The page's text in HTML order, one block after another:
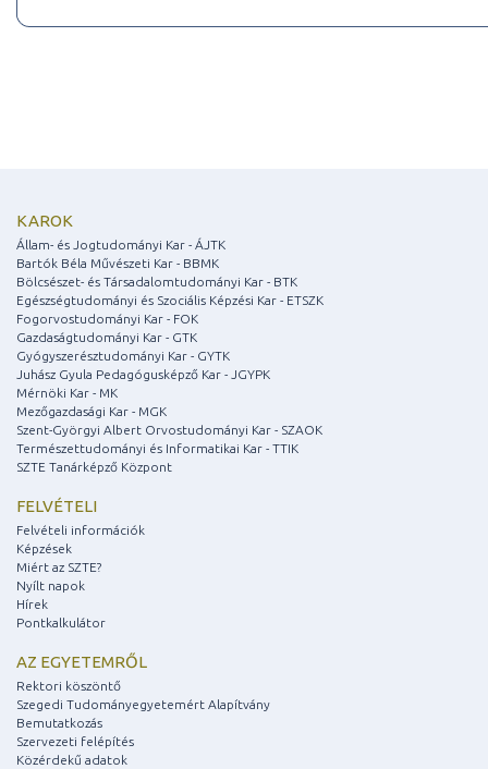
KAROK
Állam- és Jogtudományi Kar - ÁJTK
Bartók Béla Művészeti Kar - BBMK
Bölcsészet- és Társadalomtudományi Kar - BTK
Egészségtudományi és Szociális Képzési Kar - ETSZK
Fogorvostudományi Kar - FOK
Gazdaságtudományi Kar - GTK
Gyógyszerésztudományi Kar - GYTK
Juhász Gyula Pedagógusképző Kar - JGYPK
Mérnöki Kar - MK
Mezőgazdasági Kar - MGK
Szent-Györgyi Albert Orvostudományi Kar - SZAOK
Természettudományi és Informatikai Kar - TTIK
SZTE Tanárképző Központ
FELVÉTELI
Felvételi információk
Képzések
Miért az SZTE?
Nyílt napok
Hírek
Pontkalkulátor
AZ EGYETEMRŐL
Rektori köszöntő
Szegedi Tudományegyetemért Alapítvány
Bemutatkozás
Szervezeti felépítés
Közérdekű adatok